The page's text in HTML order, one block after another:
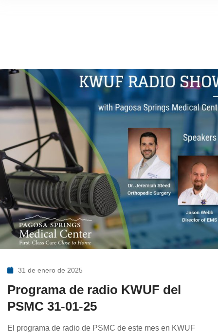
31 de enero de 2025
Programa de radio KWUF del
PSMC 31-01-25
El programa de radio de PSMC de este mes en KWUF